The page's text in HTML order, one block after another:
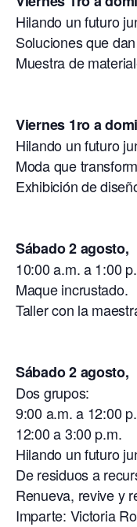
Hilando un futuro
Soluciones que
Muestra de
Viernes 1ro a
Hilando un futuro
Moda que
Exhibición de
Sábado 2 agosto,
10:00 a.m. a 1:00
Maque incrustado.
Taller con la
Sábado 2 agosto,
Dos grupos:
9:00 a.m. a 12:00
12:00 a 3:00 p.m.
Hilando un futuro
De residuos a
Renueva, revive y
Imparte: Victoria